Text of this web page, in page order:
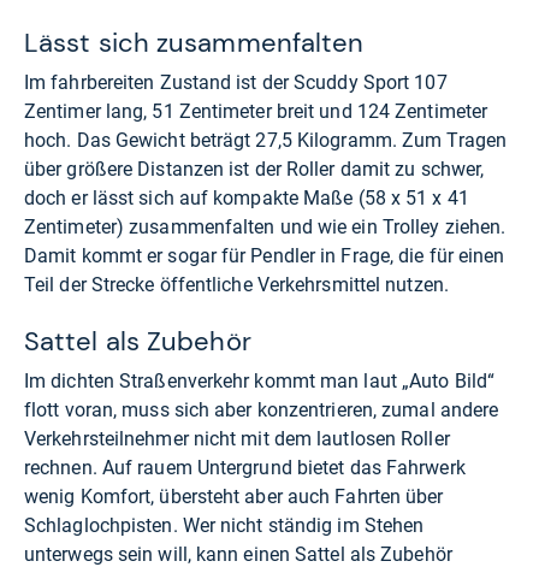
Lässt sich zusammenfalten
Im fahrbereiten Zustand ist der Scuddy Sport 107
Zentimer lang, 51 Zentimeter breit und 124 Zentimeter
hoch. Das Gewicht beträgt 27,5 Kilogramm. Zum Tragen
über größere Distanzen ist der Roller damit zu schwer,
doch er lässt sich auf kompakte Maße (58 x 51 x 41
Zentimeter) zusammenfalten und wie ein Trolley ziehen.
Damit kommt er sogar für Pendler in Frage, die für einen
Teil der Strecke öffentliche Verkehrsmittel nutzen.
Sattel als Zubehör
Im dichten Straßenverkehr kommt man laut „Auto Bild“
flott voran, muss sich aber konzentrieren, zumal andere
Verkehrsteilnehmer nicht mit dem lautlosen Roller
rechnen. Auf rauem Untergrund bietet das Fahrwerk
wenig Komfort, übersteht aber auch Fahrten über
Schlaglochpisten. Wer nicht ständig im Stehen
unterwegs sein will, kann einen Sattel als Zubehör